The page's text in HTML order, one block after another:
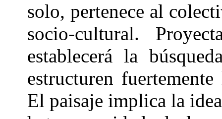
solo, pertenece al
socio-cultural.
establecerá la
estructuren
El paisaje implica la